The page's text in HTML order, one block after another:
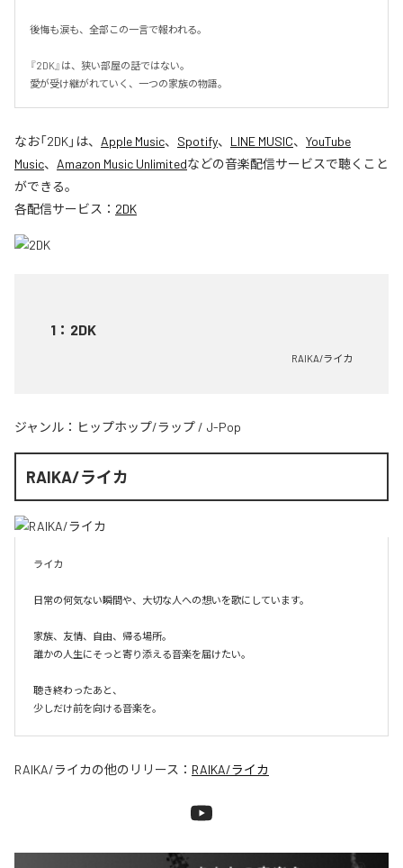
後悔も涙も、全部この一言で報われる。
『2DK』は、狭い部屋の話ではない。
愛が受け継がれていく、一つの家族の物語。
なお「2DK」は、 Apple Music、 Spotify、 LINE MUSIC、 YouTube
Music、 Amazon Music Unlimitedなどの音楽配信サービスで聴くこと
ができる。
各配信サービス： 2DK
1 ： 2DK
RAIKA/ライカ
ジャンル： ヒップホップ/ラップ / J-Pop
RAIKA/ライカ
ライカ
日常の何気ない瞬間や、大切な人への想いを歌にしています。
家族、友情、自由、帰る場所。
誰かの人生にそっと寄り添える音楽を届けたい。
聴き終わったあと、
少しだけ前を向ける音楽を。
RAIKA/ライカの他のリリース： RAIKA/ライカ